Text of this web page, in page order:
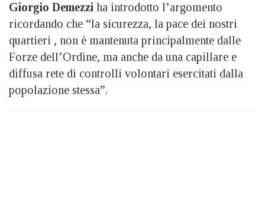
Giorgio Demezzi ha introdotto l’argomento
ricordando che “la sicurezza, la pace dei nostri
quartieri , non è mantenuta principalmente dalle
Forze dell’Ordine, ma anche da una capillare e
diffusa rete di controlli volontari esercitati dalla
popolazione stessa”.